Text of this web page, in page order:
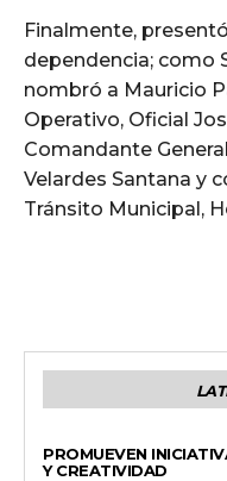
Finalmente,
dependencia; como
nombró a Mauricio
Operativo, Oficial
Comandante
Velardes Santana y
Tránsito Municipal,
PROMUEVEN
Y CREATIVIDAD